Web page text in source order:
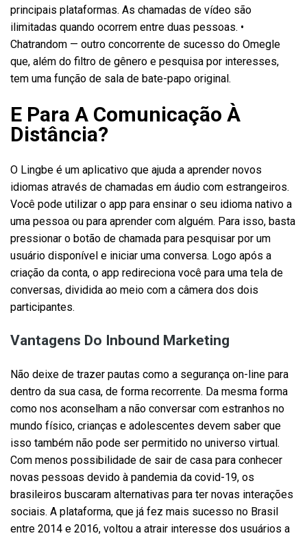
principais plataformas. As chamadas de vídeo são
ilimitadas quando ocorrem entre duas pessoas. •
Chatrandom — outro concorrente de sucesso do Omegle
que, além do filtro de gênero e pesquisa por interesses,
tem uma função de sala de bate-papo original.
E Para A Comunicação À
Distância?
O Lingbe é um aplicativo que ajuda a aprender novos
idiomas através de chamadas em áudio com estrangeiros.
Você pode utilizar o app para ensinar o seu idioma nativo a
uma pessoa ou para aprender com alguém. Para isso, basta
pressionar o botão de chamada para pesquisar por um
usuário disponível e iniciar uma conversa. Logo após a
criação da conta, o app redireciona você para uma tela de
conversas, dividida ao meio com a câmera dos dois
participantes.
Vantagens Do Inbound Marketing
Não deixe de trazer pautas como a segurança on-line para
dentro da sua casa, de forma recorrente. Da mesma forma
como nos aconselham a não conversar com estranhos no
mundo físico, crianças e adolescentes devem saber que
isso também não pode ser permitido no universo virtual.
Com menos possibilidade de sair de casa para conhecer
novas pessoas devido à pandemia da covid-19, os
brasileiros buscaram alternativas para ter novas interações
sociais. A plataforma, que já fez mais sucesso no Brasil
entre 2014 e 2016, voltou a atrair interesse dos usuários a